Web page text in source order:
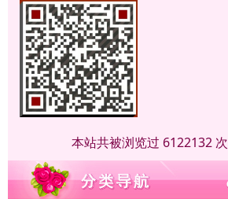
本站共被浏览过 6122132 次